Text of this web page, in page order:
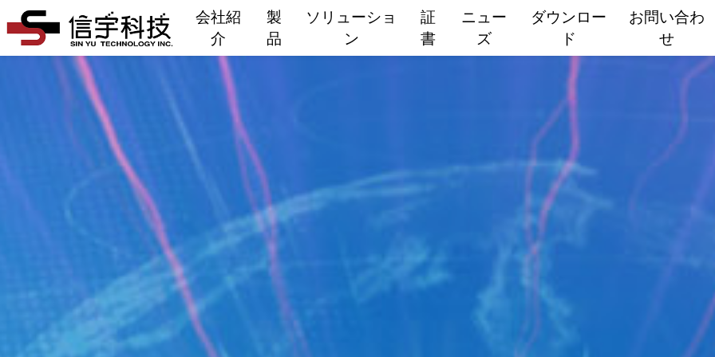
会社紹
介
製
品
ソリューショ
ン
証
書
ニュー
ズ
ダウンロー
ド
お問い合わ
せ